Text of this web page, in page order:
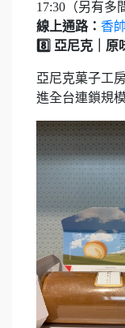
17:30（另有多
線上通路： 香
8️⃣ 亞尼克｜原
亞尼克菓子工
進全台連鎖規